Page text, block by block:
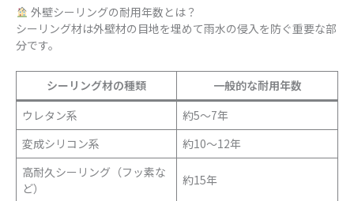
外壁シーリングの耐用年数とは？
シーリング材は外壁材の目地を埋めて雨水の侵入を防ぐ重要な部
分です。
シーリング材の種類
一般的な耐用年数
ウレタン系
約5〜7年
変成シリコン系
約10〜12年
高耐久シーリング（フッ素な
ど）
約15年